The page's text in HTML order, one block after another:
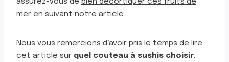
assurez-vous de bien décortiquer ces fruits de
mer en suivant notre article.
Nous vous remercions d’avoir pris le temps de lire
cet article sur quel couteau à sushis choisir.